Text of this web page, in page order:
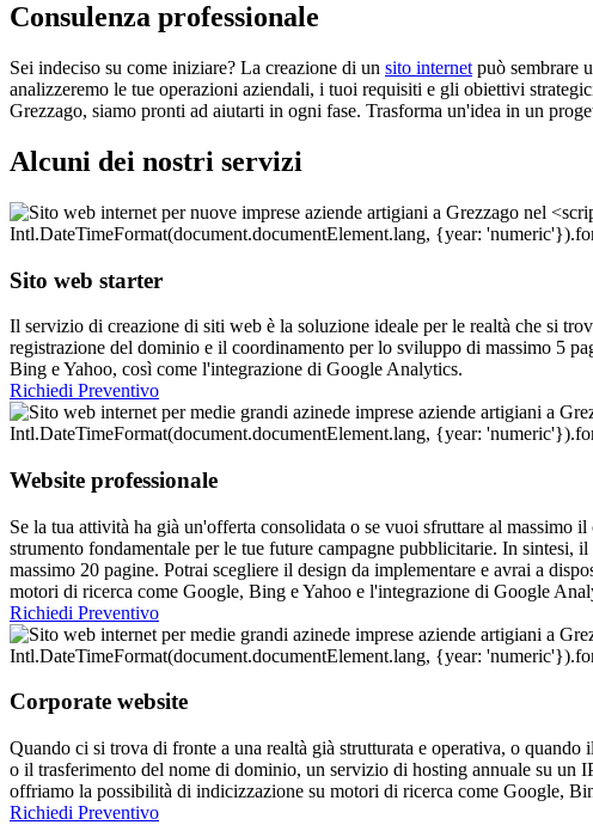
Consulenza professionale
Sei indeciso su come iniziare? La creazione di un sito internet può sembrare
analizzeremo le tue operazioni aziendali, i tuoi requisiti e gli obiettivi
Grezzago, siamo pronti ad aiutarti in ogni fase. Trasforma un'idea in un
Alcuni dei nostri servizi
Sito web starter
Il servizio di creazione di siti web è la soluzione ideale per le realtà che si
registrazione del dominio e il coordinamento per lo sviluppo di massimo 5
Bing e Yahoo, così come l'integrazione di Google Analytics.
Richiedi Preventivo
Website professionale
Se la tua attività ha già un'offerta consolidata o se vuoi sfruttare al massimo
strumento fondamentale per le tue future campagne pubblicitarie. In
massimo 20 pagine. Potrai scegliere il design da implementare e avrai a
motori di ricerca come Google, Bing e Yahoo e l'integrazione di Google
Richiedi Preventivo
Corporate website
Quando ci si trova di fronte a una realtà già strutturata e operativa, o
o il trasferimento del nome di dominio, un servizio di hosting annuale su un
offriamo la possibilità di indicizzazione su motori di ricerca come Google,
Richiedi Preventivo